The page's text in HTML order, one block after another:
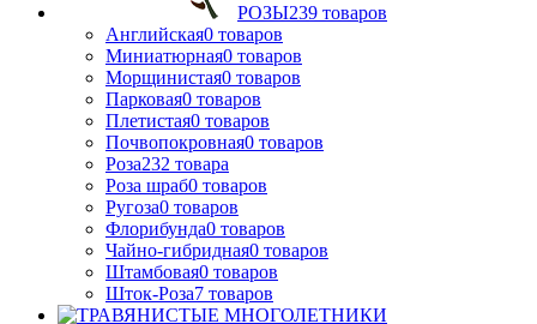
РОЗЫ239 товаров
Английская0 товаров
Миниатюрная0 товаров
Морщинистая0 товаров
Парковая0 товаров
Плетистая0 товаров
Почвопокровная0 товаров
Роза232 товара
Роза шраб0 товаров
Ругоза0 товаров
Флорибунда0 товаров
Чайно-гибридная0 товаров
Штамбовая0 товаров
Шток-Роза7 товаров